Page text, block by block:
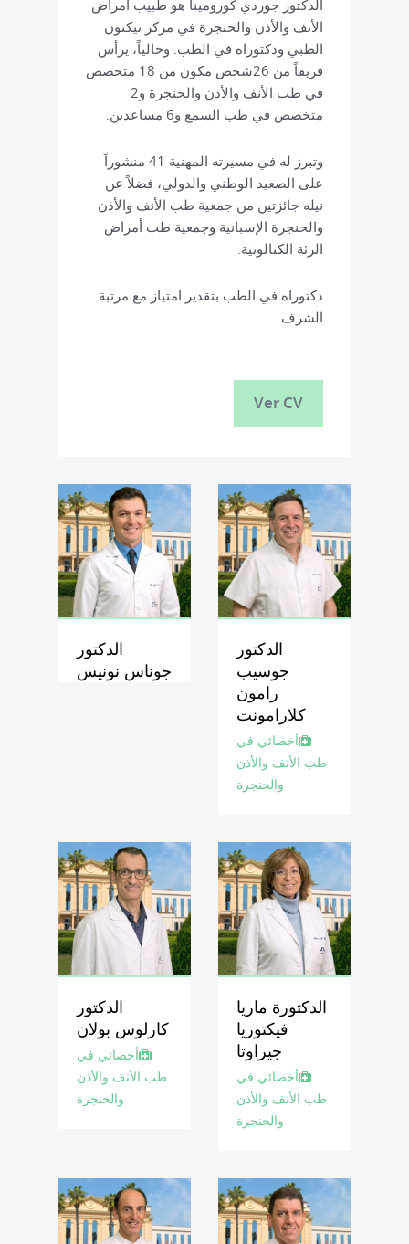
الدكتور جوردي كورومينا هو طبيب أمراض
الأنف والأذن والحنجرة في مركز تيكنون
الطبي ودكتوراه في الطب. وحالياً، يرأس
فريقاً من 26شخص مكون من 18 متخصص
في طب الأنف والأذن والحنجرة و2
متخصص في طب السمع و6 مساعدين.
وتبرز له في مسيرته المهنية 41 منشوراً
على الصعيد الوطني والدولي، فضلاً عن
نيله جائزتين من جمعية طب الأنف والأذن
والحنجرة الإسبانية وجمعية طب أمراض
الرئة الكتالونية.
دكتوراه في الطب بتقدير امتياز مع مرتبة
الشرف.
Ver CV
الدكتور
جوسيب
رامون
كلارامونت
أخصائي في
طب الأنف والأذن
والحنجرة
الدكتور
جوناس نونيس
الدكتورة ماريا
فيكتوريا
جيراوتا
أخصائي في
طب الأنف والأذن
والحنجرة
الدكتور
كارلوس بولان
أخصائي في
طب الأنف والأذن
والحنجرة